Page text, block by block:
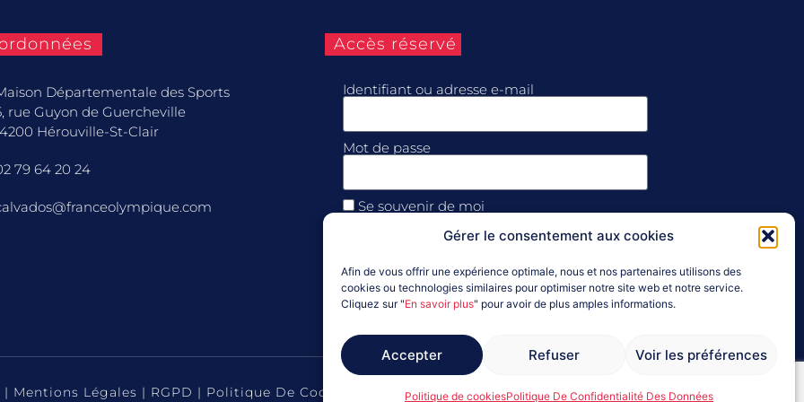
Gérer le consentement aux cookies
Afin de vous offrir une expérience optimale, nous et nos partenaires utilisons des
cookies ou technologies similaires pour optimiser notre site web et notre service.
Cliquez sur "En savoir plus" pour avoir de plus amples informations.
Accepter Refuser Voir les préférences
Politique de cookiesPolitique De Confidentialité Des Données
Départementale des Sports
rue Guyon de Guercheville
Hérouville-St-Clair
79 64 20 24
Accès réservé
Identifiant ou adresse e-mail
Mot de passe
Se souvenir de moi
Mot de passe perdu ?
| Mentions Légales | RGPD | Politique De Cookies (UE)